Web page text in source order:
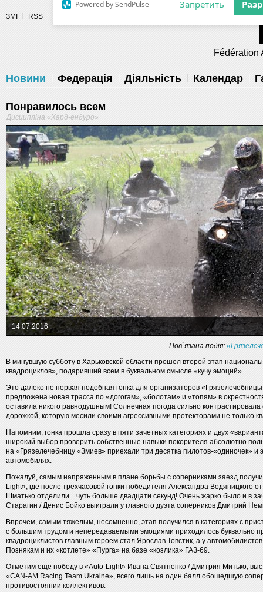
Разрешите сайту fau.ua
уведомления на рабочий стол
ЗМІ RSS
Fédération
Новини Федерація Діяльність Календар
Понравилось всем
Дисципліна «Хард-ендуро»
14.07.2016
Пов`язана подія:
В минувшую субботу в Харьковской области прошел второй этап
квадроциклов», подаривший всем в буквальном смысле «кучу эмоций».
Это далеко не первая подобная гонка для организаторов
предложена новая трасса по «догогам», «болотам» и «топям» в
оставила никого равнодушным! Солнечная погода сильно
дорожкой, которую месили своими агрессивными протекторами не только
Напомним, гонка прошла сразу в пяти зачетных категориях и двух
широкий выбор проверить собственные навыки покорителя абсолютно
на «Грязелечебницу «Змиев» приехали три десятка пилотов-«одиночек» и
автомобилях.
Пожалуй, самым напряженным в плане борьбы с соперниками заезд
Light», где после трехчасовой гонки победителя Александра Водяницкого
Шматько отделили... чуть больше двадцати секунд! Очень жарко было и в
Старагин / Денис Бойко выиграли у главного дуэта соперников Дмитрий
Впрочем, самым тяжелым, несомненно, этап получился в категориях с
с большим трудом и непередаваемыми эмоциями приходилось буквально
квадроциклистов главным героем стал Ярослав Товстик, а у
Познякам и их «котлете» «Пурга» на базе «козлика» ГАЗ-69.
Отметим еще победу в «Auto-Light» Ивана Святненко / Дмитрия Митько,
«САN-AM Racing Team Ukraine», всего лишь на один балл обошедшую
противостоянии коллективов.